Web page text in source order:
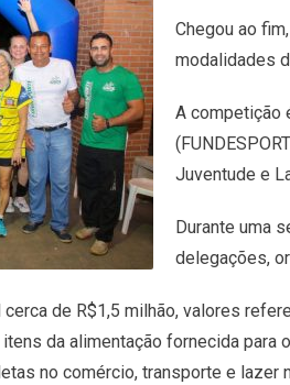
Chegou ao
modalidades
A competição
Juventude e
Durante uma
delegações,
de R$1,5 milhão, valores
da alimentação fornecida
no comércio, transporte e lazer